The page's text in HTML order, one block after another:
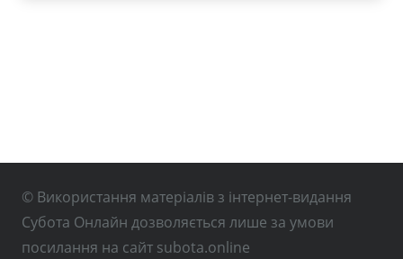
© Використання матеріалів з інтернет-видання
Субота Онлайн дозволяється лише за умови
посилання на сайт subota.online